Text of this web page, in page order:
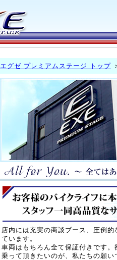
エグゼ プレミアムステージ トップ
店内には充実の商談ブース、圧倒
ています。
車両はもちろん全て保証付きです
乗って頂きたいのが、私たちの願い